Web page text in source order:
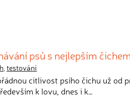
psů s nejlepším
,testování
citlivost psího čichu už od
k lovu, dnes i k…